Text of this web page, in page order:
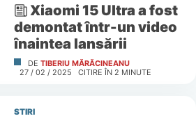
Xiaomi 15 Ultra a fost
demontat într-un video
înaintea lansării
DE TIBERIU MĂRĂCINEANU
27 / 02 / 2025
CITIRE ÎN 2 MINUTE
STIRI